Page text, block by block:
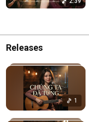
Releases
1